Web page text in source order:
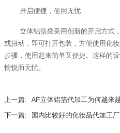
开启便捷，使用无忧
立体铝箔袋采用创新的开启方式
或扭动，即可打开包装，方便使用化
步骤，使用起来简单又便捷。这样的
愉悦而无忧。
上一篇:
AF立体铝箔代加工为何越来
下一篇:
国内比较好的化妆品代加工